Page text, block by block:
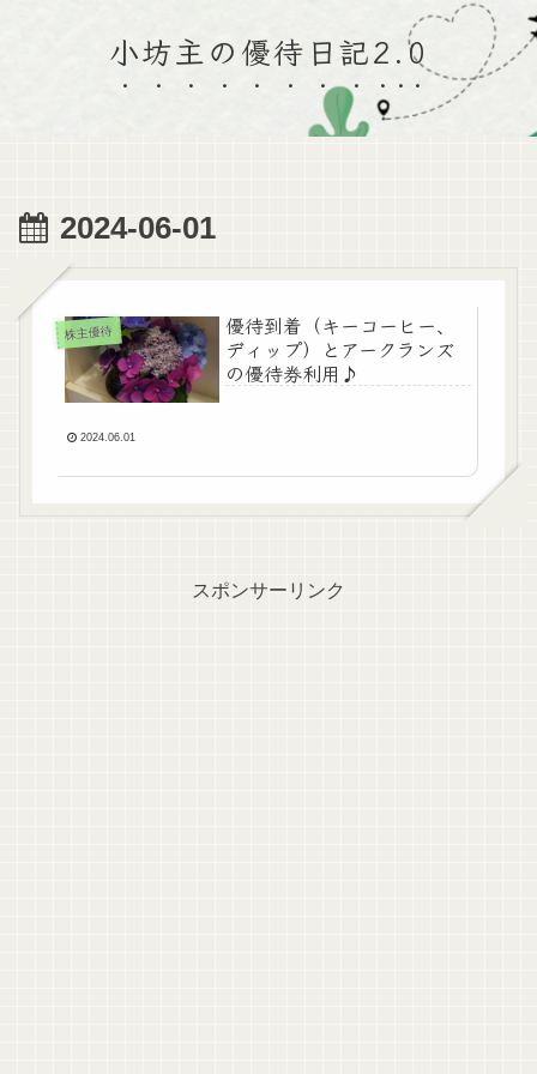
小坊主の優待日記2.0
2024-06-01
株主優待
優待到着（キーコーヒー、
ディップ）とアークランズ
の優待券利用♪
2024.06.01
スポンサーリンク